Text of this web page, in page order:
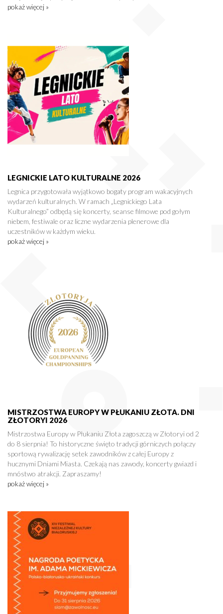
pokaż więcej »
LEGNICKIE LATO KULTURALNE 2026
Legnica przygotowała wyjątkowo bogaty program wakacyjnych
wydarzeń kulturalnych. W ramach „Legnickiego Lata
Kulturalnego” odbędą się koncerty, seanse filmowe pod gołym
niebem, festiwale oraz liczne wydarzenia plenerowe dla
uczestników w każdym wieku.
pokaż więcej »
MISTRZOSTWA EUROPY W PŁUKANIU ZŁOTA. DNI
ZŁOTORYI 2026
Mistrzostwa Europy w Płukaniu Złota zagoszczą w Złotoryi od 2
do 8 sierpnia! To historyczne święto tradycji górniczych połączy
sportową rywalizację setek zawodników z całej Europy z
hucznymi Dniami Miasta. Czekają nas zawody, koncerty gwiazd i
mnóstwo atrakcji. Zapraszamy!
pokaż więcej »